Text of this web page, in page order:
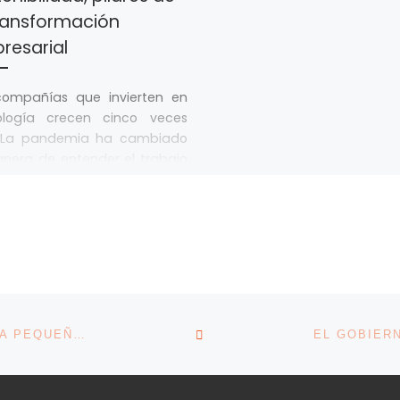
que invierten en
crecen cinco veces
pandemia ha cambiado
VOLVER A LA LISTA DE